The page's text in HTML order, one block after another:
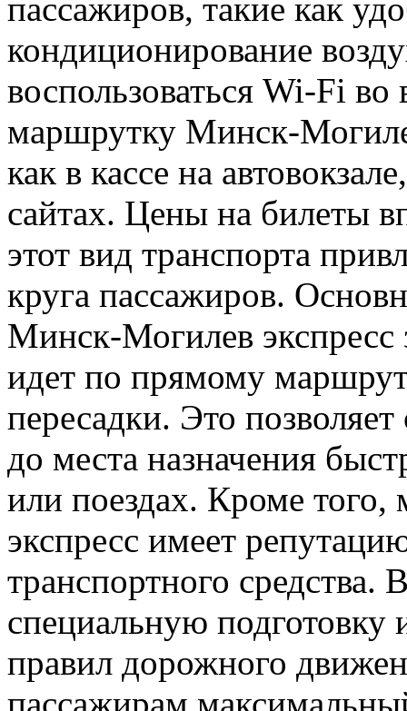
пассажиров, такие как
кондиционирование
воспользоваться Wi-Fi
маршрутку Минск-
как в кассе на
сайтах. Цены на билеты
этот вид транспорта
круга пассажиров.
Минск-Могилев экспресс
идет по прямому
пересадки. Это
до места назначения
или поездах. Кроме
экспресс имеет
транспортного средства.
специальную подготовку
правил дорожного
пассажирам